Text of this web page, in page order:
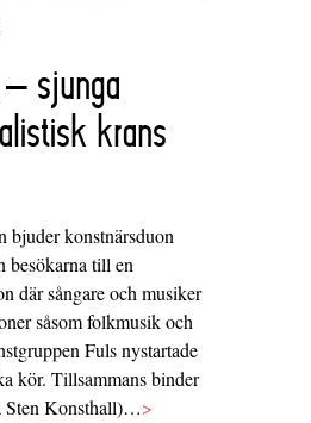
– sjunga
krans
bjuder konstnärsduon
besökarna till en
där sångare och musiker
såsom folkmusik och
Fuls nystartade
kör. Tillsammans binder
Sten Konsthall)…>